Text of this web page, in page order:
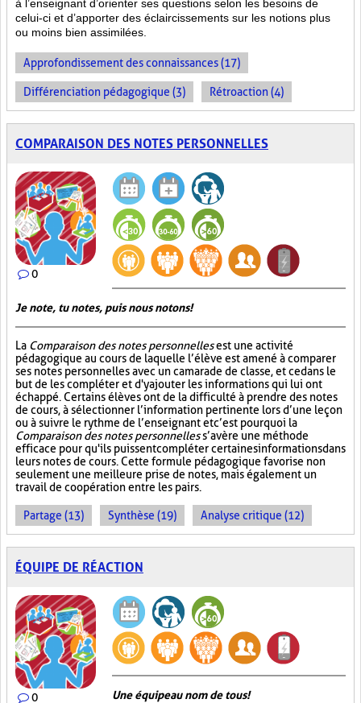
à l’enseignant d’orienter ses questions selon les besoins de
celui-ci et d’apporter des éclaircissements sur les notions plus
ou moins bien assimilées.
Approfondissement des connaissances (17)
Différenciation pédagogique (3) Rétroaction (4)
COMPARAISON DES NOTES PERSONNELLES
0
Je note, tu notes, puis nous notons!
La Comparaison des notes personnellesest une activité
pédagogique au cours de laquelle l’élève est amené à comparer
ses notes personnelles avec un camarade de classe, et ce dans le
but de les compléter et d'y ajouter les informations qui lui ont
échappé. Certains élèves ont de la difficulté à prendre des notes
de cours, à sélectionner l’information pertinente lors d’une leçon
ou à suivre le rythme de l’enseignant et c’est pourquoi la
Comparaison des notes personnelless’avère une méthode
efficace pour qu'ils puissent compléter certaines informations dans
leurs notes de cours. Cette formule pédagogique favorise non
seulement une meilleure prise de notes, mais également un
travail de coopération entre les pairs.
Partage (13) Synthèse (19) Analyse critique (12)
ÉQUIPE DE RÉACTION
0 Une équipe au nom de tous!